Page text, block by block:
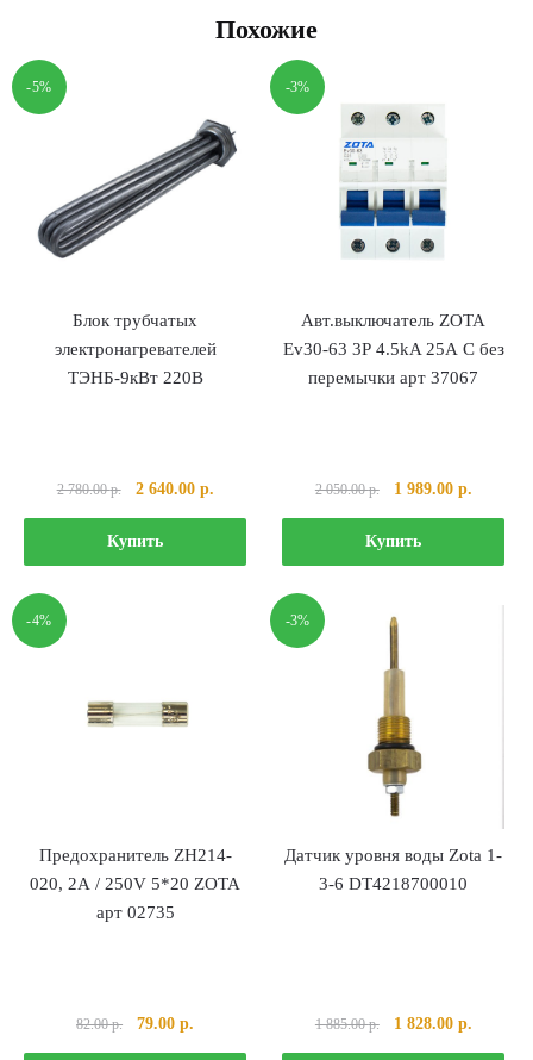
Похожие
-5%
Блок трубчатых
электронагревателей
ТЭНБ-9кВт 220В
2 780.00р.
Первоначальная
цена
составляла
2
2 640.00 р.Текущая
цена:
640.00 р..
Купить
-3%
Авт.выключатель ZOTA
Ev30-63 3Р 4.5kA 25А С без
перемычки арт 37067
2 050.00р.
Первоначальная
цена
составляла
2
1 989.00 р.Текущая
цена:
989.00
Купить
-4%
Предохранитель ZH214-
020, 2А / 250V 5*20 ZOTA
арт 02735
82.00р.
Первоначальная
цена
79.00р.
цена:
-3%
Датчик уровня воды Zota 1-
3-6 DT4218700010
1 885.00р.
Первоначальная
цена
1 828.00 р.Текущая
цена: